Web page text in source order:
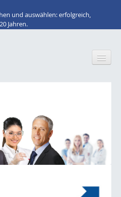
und auswählen: erfolgreich,
Jahren.
/ Inkjet